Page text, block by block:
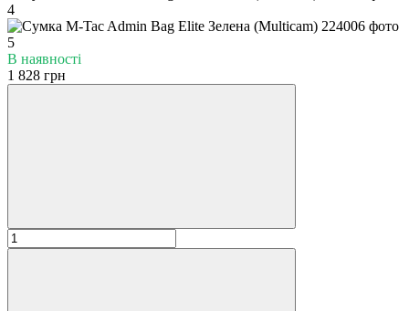
В наявності
1 828 грн